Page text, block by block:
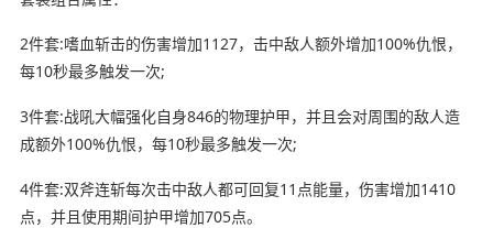
2件套:嗜血斩击的伤害增加1127，击中敌人额外增加100%仇恨，
每10秒最多触发一次;
3件套:战吼大幅强化自身846的物理护甲，并且会对周围的敌人造
成额外100%仇恨，每10秒最多触发一次;
4件套:双斧连斩每次击中敌人都可回复11点能量，伤害增加1410
点，并且使用期间护甲增加705点。